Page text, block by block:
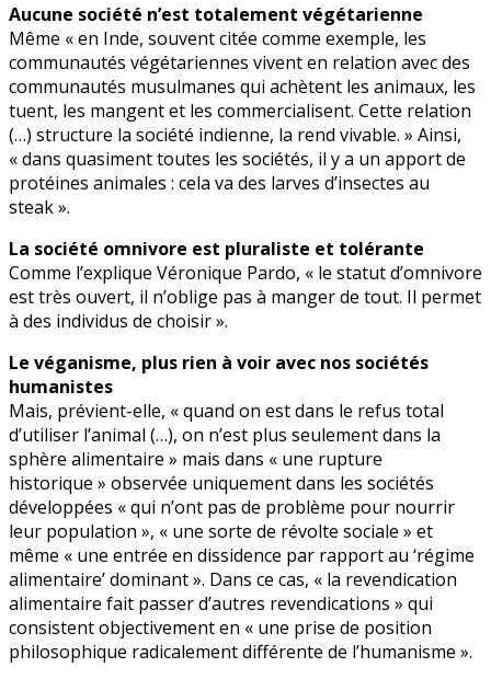
Aucune société n’est totalement végétarienne
Même « en Inde, souvent citée comme exemple, les
communautés végétariennes vivent en relation avec des
communautés musulmanes qui achètent les animaux, les
tuent, les mangent et les commercialisent. Cette relation
(…) structure la société indienne, la rend vivable. » Ainsi,
« dans quasiment toutes les sociétés, il y a un apport de
protéines animales : cela va des larves d’insectes au
steak ».
La société omnivore est pluraliste et tolérante
Comme l’explique Véronique Pardo, « le statut d’omnivore
est très ouvert, il n’oblige pas à manger de tout. Il permet
à des individus de choisir ».
Le véganisme, plus rien à voir avec nos sociétés
humanistes
Mais, prévient-elle, « quand on est dans le refus total
d’utiliser l’animal (…), on n’est plus seulement dans la
sphère alimentaire » mais dans « une rupture
historique » observée uniquement dans les sociétés
développées « qui n’ont pas de problème pour nourrir
leur population », « une sorte de révolte sociale » et
même « une entrée en dissidence par rapport au ‘régime
alimentaire’ dominant ». Dans ce cas, « la revendication
alimentaire fait passer d’autres revendications » qui
consistent objectivement en « une prise de position
philosophique radicalement différente de l’humanisme ».